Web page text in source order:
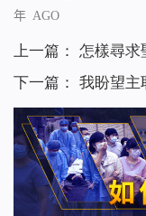
年 AGO
上一篇： 怎樣尋求
下一篇： 我盼望主